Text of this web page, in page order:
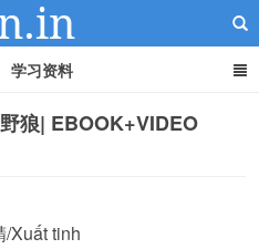
学习资料
狼| EBOOK+VIDEO
Xuất tinh